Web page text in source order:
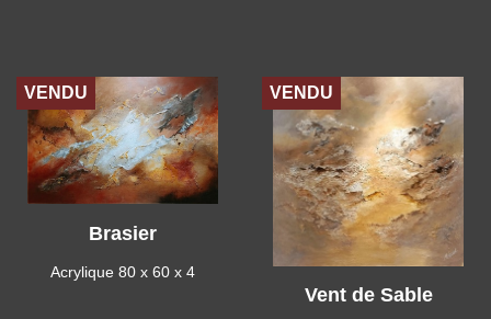
Brasier
Acrylique 80 x 60 x 4
VENDU
Vent de Sable
VENDU